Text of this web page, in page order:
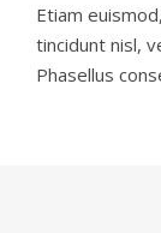
Etiam
tincidunt nisl,
Phasellus